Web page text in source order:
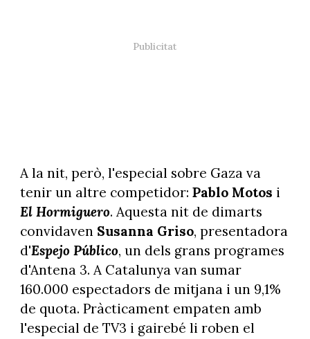
A la nit, però, l'especial sobre Gaza va
tenir un altre competidor: Pablo Motos i
El Hormiguero. Aquesta nit de dimarts
convidaven Susanna Griso, presentadora
d'Espejo Público, un dels grans programes
d'Antena 3. A Catalunya van sumar
160.000 espectadors de mitjana i un 9,1%
de quota. Pràcticament empaten amb
l'especial de TV3 i gairebé li roben el